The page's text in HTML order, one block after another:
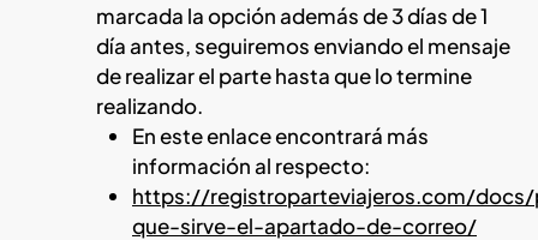
marcada la opción además de 3 días de 1
día antes, seguiremos enviando el mensaje
de realizar el parte hasta que lo termine
realizando.
En este enlace encontrará más
información al respecto:
https://registroparteviajeros.com/
que-sirve-el-apartado-de-correo/